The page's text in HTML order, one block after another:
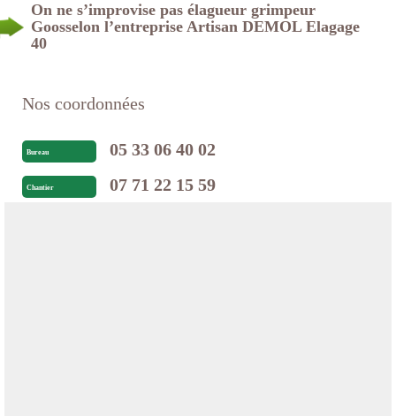
On ne s’improvise pas élagueur grimpeur
Goosselon l’entreprise Artisan DEMOL Elagage
40
Nos coordonnées
Bureau 05 33 06 40 02
Chantier 07 71 22 15 59